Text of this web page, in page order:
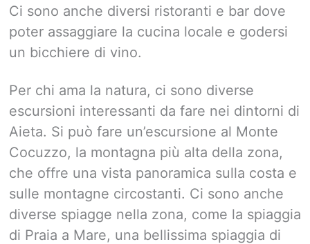
Ci sono anche diversi ristoranti e bar dove
poter assaggiare la cucina locale e godersi
un bicchiere di vino.
Per chi ama la natura, ci sono diverse
escursioni interessanti da fare nei dintorni di
Aieta. Si può fare un’escursione al Monte
Cocuzzo, la montagna più alta della zona,
che offre una vista panoramica sulla costa e
sulle montagne circostanti. Ci sono anche
diverse spiagge nella zona, come la spiaggia
di Praia a Mare, una bellissima spiaggia di